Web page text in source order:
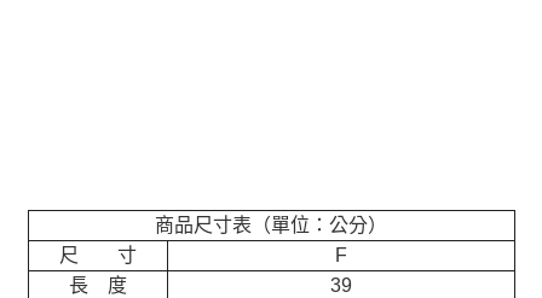
商品尺寸表（單位：公分）
尺 寸
F
長 度
39